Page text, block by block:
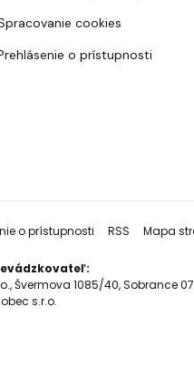
cookies
o prístupnosti
o prístupnosti RSS Mapa
Švermova 1085/40, Sobrance
s.r.o.